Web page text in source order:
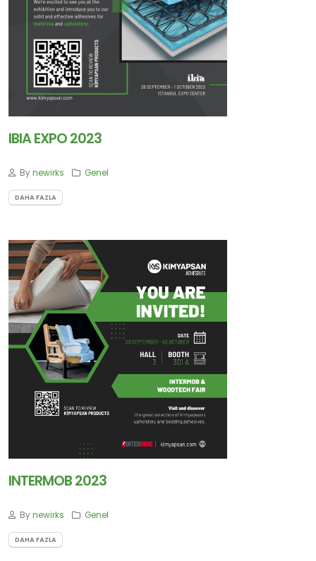
Blog
Tekliflerden
ve
Haberdar
Olmak
için
Abone
Olun
IBIA EXPO 2023
Bynewirks Genel
DAHA FAZLA
INTERMOB 2023
Bynewirks Genel
DAHA FAZLA